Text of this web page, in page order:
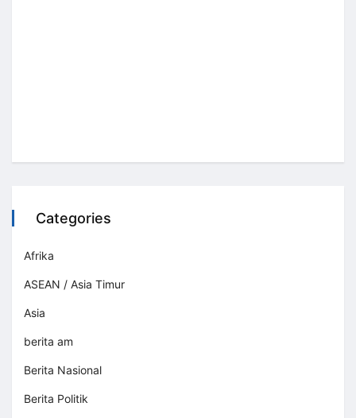
Categories
Afrika
ASEAN / Asia Timur
Asia
berita am
Berita Nasional
Berita Politik